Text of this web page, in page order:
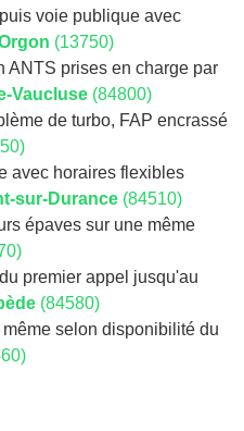
voie publique avec
(13750)
ANTS prises en charge par
Vaucluse (84800)
de turbo, FAP encrassé
avec horaires flexibles
sur-Durance (84510)
épaves sur une même
premier appel jusqu'au
(84580)
selon disponibilité du